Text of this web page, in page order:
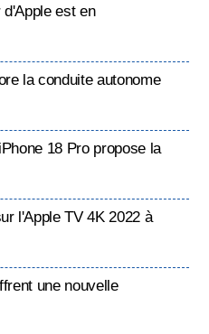
d'Apple est en
la conduite autonome
18 Pro propose la
l'Apple TV 4K 2022 à
une nouvelle